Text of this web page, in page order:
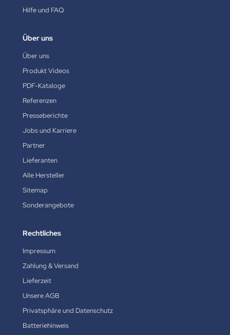
Hilfe und FAQ
Über uns
Über uns
Produkt Videos
PDF-Kataloge
Referenzen
Presseberichte
Jobs und Karriere
Partner
Lieferanten
Alle Hersteller
Sitemap
Sonderangebote
Rechtliches
Impressum
Zahlung & Versand
Lieferzeit
Unsere AGB
Privatsphäre und Datenschutz
Batteriehinweis